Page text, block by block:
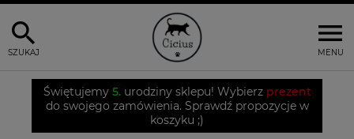
MENU
SZUKAJ
Świętujemy 5.urodziny sklepu! Wybierz prezent
do swojego zamówienia. Sprawdź propozycje w
koszyku ;)